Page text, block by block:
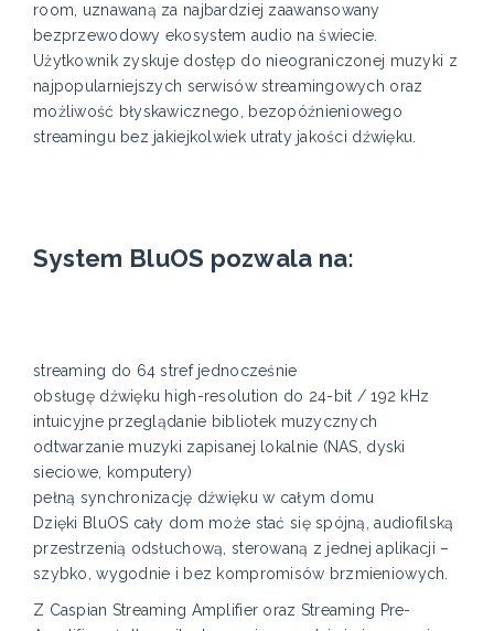
room, uznawaną za najbardziej zaawansowany
bezprzewodowy ekosystem audio na świecie.
Użytkownik zyskuje dostęp do nieograniczonej muzyki z
najpopularniejszych serwisów streamingowych oraz
możliwość błyskawicznego, bezopóźnieniowego
streamingu bez jakiejkolwiek utraty jakości dźwięku.
System BluOS pozwala na:
streaming do 64 stref jednocześnie
obsługę dźwięku high-resolution do 24-bit / 192 kHz
intuicyjne przeglądanie bibliotek muzycznych
odtwarzanie muzyki zapisanej lokalnie (NAS, dyski
sieciowe, komputery)
pełną synchronizację dźwięku w całym domu
Dzięki BluOS cały dom może stać się spójną, audiofilską
przestrzenią odsłuchową, sterowaną z jednej aplikacji –
szybko, wygodnie i bez kompromisów brzmieniowych.
Z Caspian Streaming Amplifier oraz Streaming Pre-